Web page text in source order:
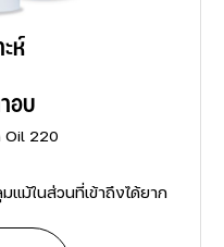
ห์
อบ
Oil 220
แม้ในส่วนที่เข้าถึงได้ยาก